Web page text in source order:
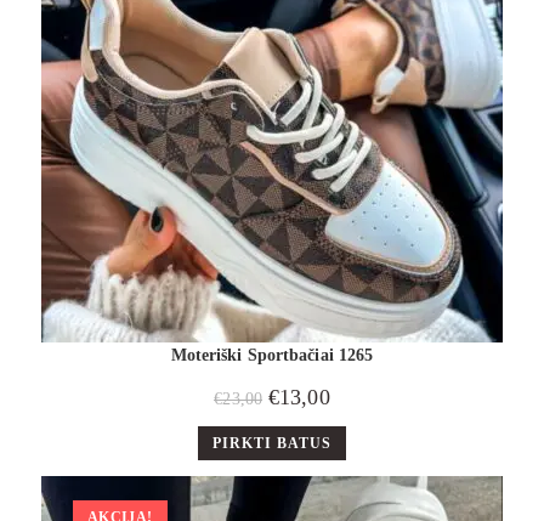
Moteriški Sportbačiai 1265
€23,00 €13,00
PIRKTI BATUS
AKCIJA!